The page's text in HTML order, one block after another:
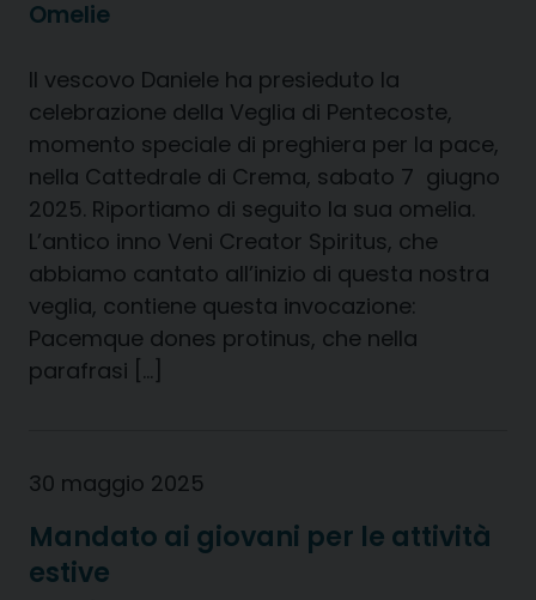
Omelie
Il vescovo Daniele ha presieduto la
celebrazione della Veglia di Pentecoste,
momento speciale di preghiera per la pace,
nella Cattedrale di Crema, sabato 7 giugno
2025. Riportiamo di seguito la sua omelia.
L’antico inno Veni Creator Spiritus, che
abbiamo cantato all’inizio di questa nostra
veglia, contiene questa invocazione:
Pacemque dones protinus, che nella
parafrasi […]
30 maggio 2025
Mandato ai giovani per le attività
estive